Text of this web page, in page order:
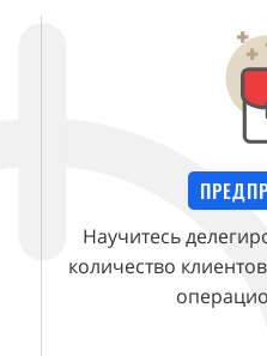
Научитесь
количество